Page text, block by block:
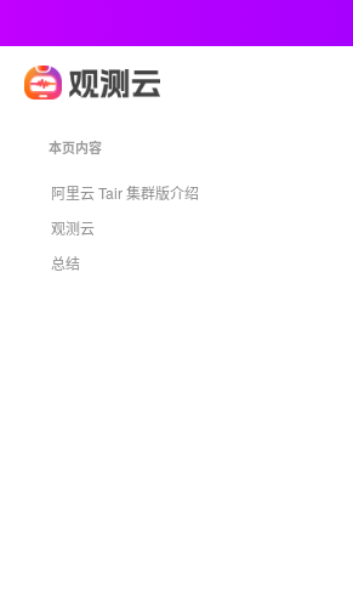
本页内容
阿里云 Tair 集群版介绍
观测云
总结